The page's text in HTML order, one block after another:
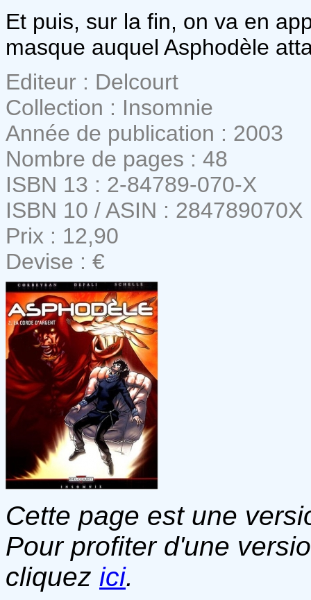
Et puis, sur la fin, on va en
masque auquel Asphodèle
Editeur : Delcourt
Collection : Insomnie
Année de publication : 2003
Nombre de pages : 48
ISBN 13 : 2-84789-070-X
ISBN 10 / ASIN : 284789070X
Prix : 12,90
Devise : €
Cette page est une
Pour profiter d'une
cliquez ici.